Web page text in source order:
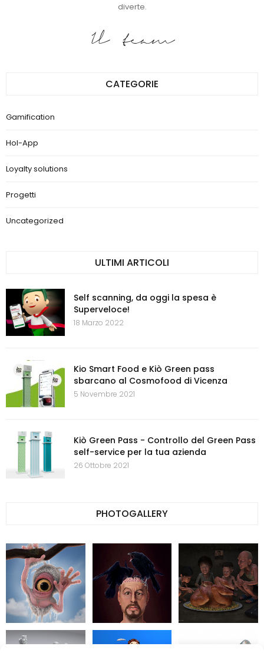
diverte.
Il team
CATEGORIE
Gamification
Hol-App
Loyalty solutions
Progetti
Uncategorized
ULTIMI ARTICOLI
Self scanning, da oggi la spesa è
Superveloce!
18 Marzo 2022
Kio Smart Food e Kiò Green pass
sbarcano al Cosmofood di Vicenza
5 Novembre 2021
Kiò Green Pass - Controllo del Green Pass
self-service per la tua azienda
26 Ottobre 2021
PHOTOGALLERY